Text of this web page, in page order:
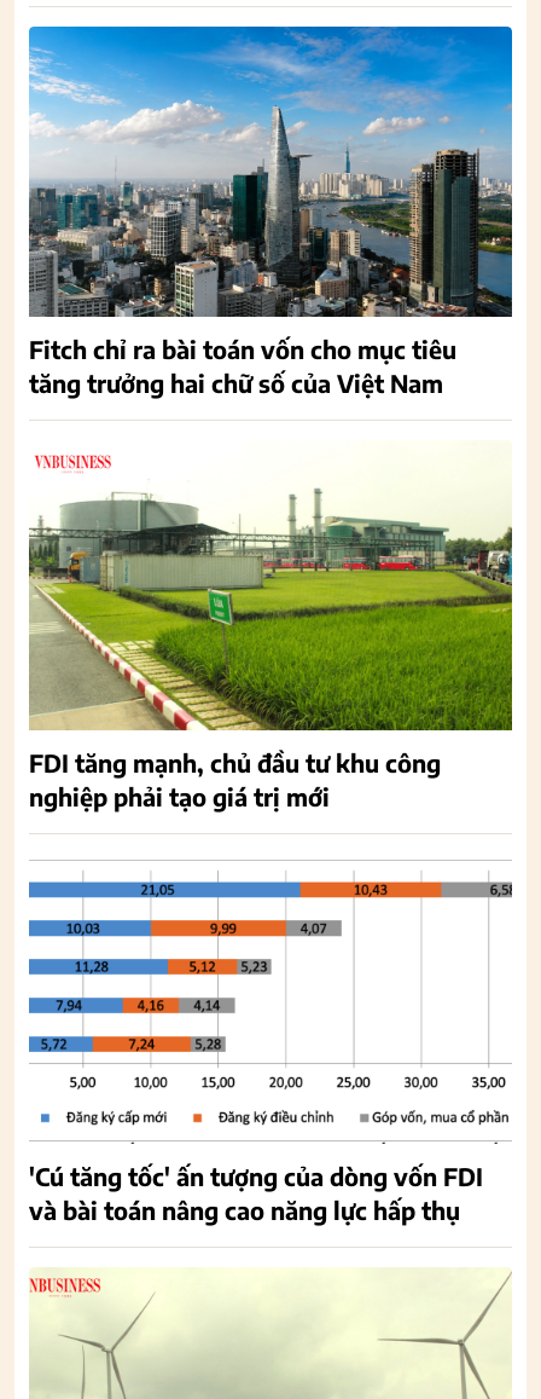
Fitch chỉ ra bài toán vốn cho mục tiêu
tăng trưởng hai chữ số của Việt Nam
FDI tăng mạnh, chủ đầu tư khu công
nghiệp phải tạo giá trị mới
'Cú tăng tốc' ấn tượng của dòng vốn FDI
và bài toán nâng cao năng lực hấp thụ